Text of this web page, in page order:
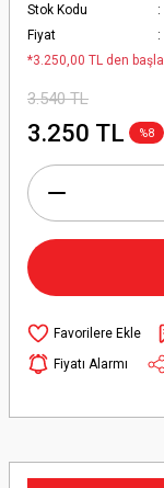
Stok Kodu
Fiyat
*3.250,00 TL den
3.540 TL
3.250 TL %8
Fiyatı Alarmı